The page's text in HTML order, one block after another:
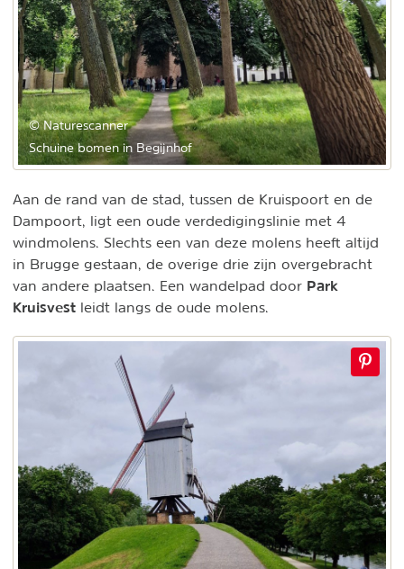
© Naturescanner
Schuine bomen in Begijnhof
Aan de rand van de stad, tussen de Kruispoort en de
Dampoort, ligt een oude verdedigingslinie met 4
windmolens. Slechts een van deze molens heeft altijd
in Brugge gestaan, de overige drie zijn overgebracht
van andere plaatsen. Een wandelpad door Park
Kruisvest leidt langs de oude molens.